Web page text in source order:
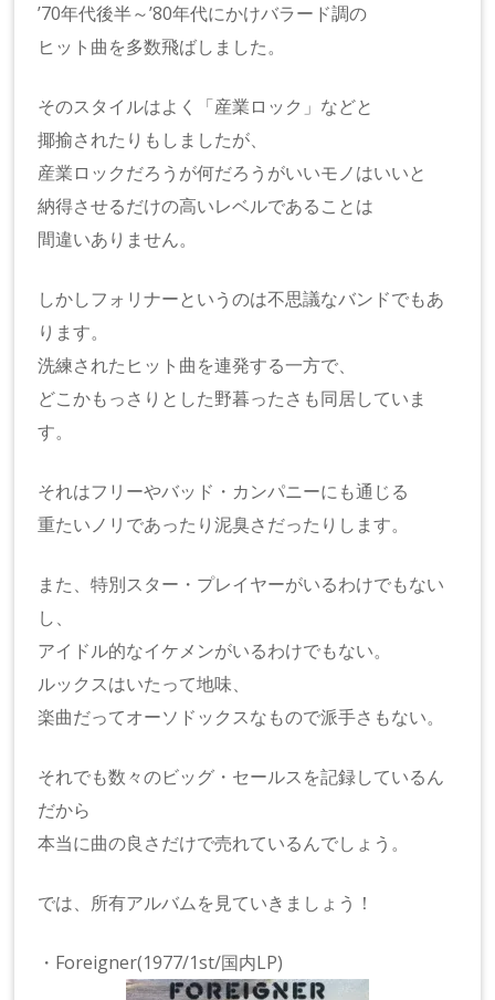
’70年代後半～’80年代にかけバラード調の
ヒット曲を多数飛ばしました。
そのスタイルはよく「産業ロック」などと
揶揄されたりもしましたが、
産業ロックだろうが何だろうがいいモノはいいと
納得させるだけの高いレベルであることは
間違いありません。
しかしフォリナーというのは不思議なバンドでもあ
ります。
洗練されたヒット曲を連発する一方で、
どこかもっさりとした野暮ったさも同居していま
す。
それはフリーやバッド・カンパニーにも通じる
重たいノリであったり泥臭さだったりします。
また、特別スター・プレイヤーがいるわけでもない
し、
アイドル的なイケメンがいるわけでもない。
ルックスはいたって地味、
楽曲だってオーソドックスなもので派手さもない。
それでも数々のビッグ・セールスを記録しているん
だから
本当に曲の良さだけで売れているんでしょう。
では、所有アルバムを見ていきましょう！
・Foreigner(1977/1st/国内LP)